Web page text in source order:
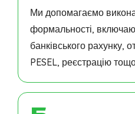
Ми допомагаємо
формальності,
банківського рахунку,
PESEL, реєстрацію